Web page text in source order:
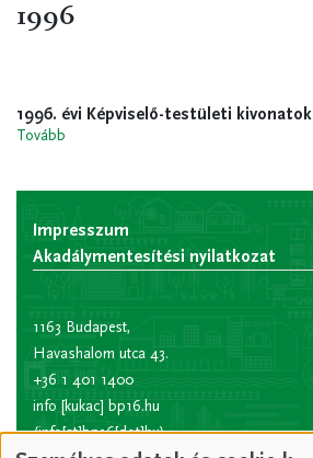
1996
1996. évi Képviselő-testületi kivonatok
Tovább
Impresszum
Akadálymentesítési nyilatkozat
1163 Budapest,
Havashalom utca 43.
+36 1 401 1400
info [kukac] bp16.hu
(info[at]bp16[dot]hu)